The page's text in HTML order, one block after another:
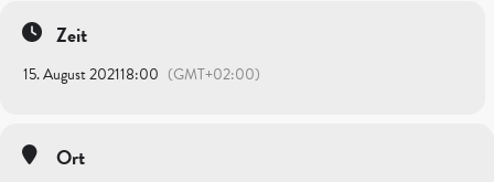
Zeit
15. August 202118:00 (GMT+02:00)
Ort